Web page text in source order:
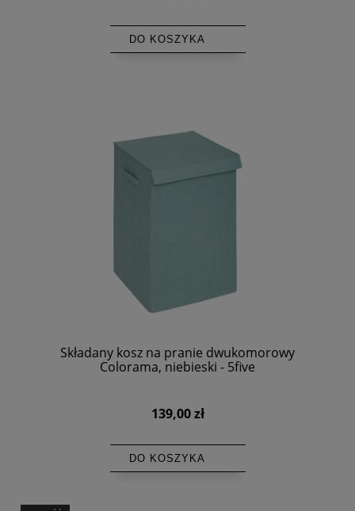
DO KOSZYKA
Składany kosz na pranie dwukomorowy
Colorama, niebieski - 5five
139,00 zł
DO KOSZYKA